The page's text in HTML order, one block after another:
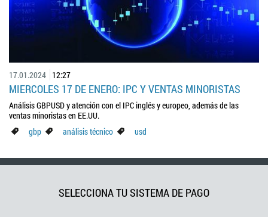
17.01.2024 12:27
MIERCOLES 17 DE ENERO: IPC Y VENTAS MINORISTAS
Análisis GBPUSD y atención con el IPC inglés y europeo, además de las
ventas minoristas en EE.UU.
gbp
análisis técnico usd
SELECCIONA TU SISTEMA DE PAGO